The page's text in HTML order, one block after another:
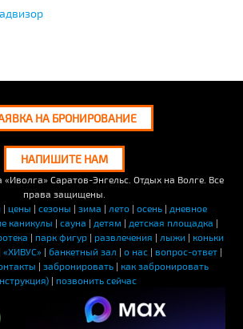
НА БРОНИРОВАНИЕ
НАПИШИТЕ НАМ
«Иволга» Саратов-Энгельс. Отдых на Волге. Все
права защищены.
| цены | сезоны | зима | лето| осень| дневное
каникулы | сауна | детям | детская площадка |
| парк фигур | развлечения | лыжи | коньки
«ХИВУС» | банкетный зал | о нас | вопрос-ответ |
| забронировать| как забронировать
| позвонить сейчас